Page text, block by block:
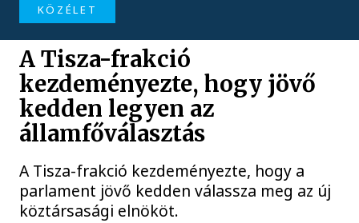
KÖZÉLET
A Tisza-frakció
kezdeményezte, hogy jövő
kedden legyen az
államfőválasztás
A Tisza-frakció kezdeményezte, hogy a
parlament jövő kedden válassza meg az új
köztársasági elnököt.